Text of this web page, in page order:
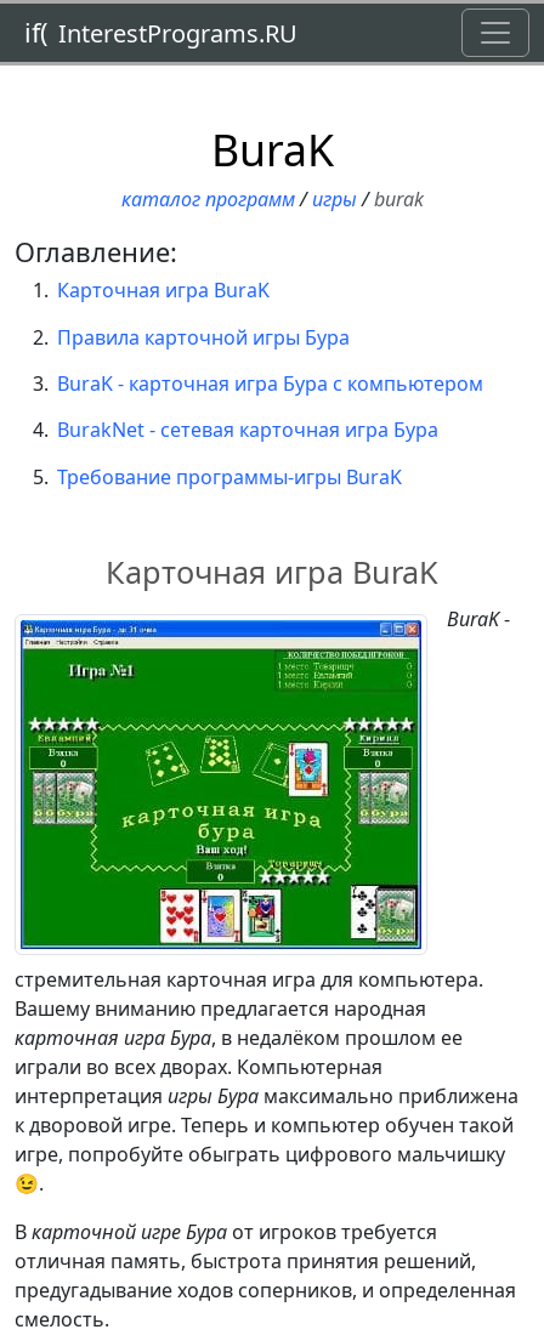
if( InterestPrograms.RU
BuraK
каталог программ/игры/burak
Оглавление:
Карточная игра BuraK
Правила карточной игры Бура
BuraK - карточная игра Бура с компьютером
BurakNet - сетевая карточная игра Бура
Требование программы-игры BuraK
Карточная игра BuraK
BuraK-
стремительная карточная игра для компьютера.
Вашему вниманию предлагается народная
карточная игра Бура, в недалёком прошлом ее
играли во всех дворах. Компьютерная
интерпретация игры Бура максимально приближена
к дворовой игре. Теперь и компьютер обучен такой
игре, попробуйте обыграть цифрового мальчишку
😉.
Вкарточной игре Бура от игроков требуется
отличная память, быстрота принятия решений,
предугадывание ходов соперников, и определенная
смелость.